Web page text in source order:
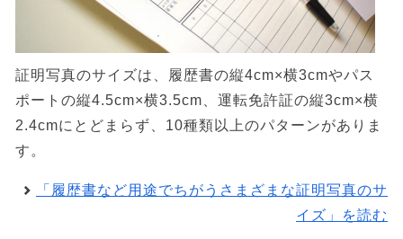
証明写真のサイズは、履歴書の縦4cm×横3cmやパス
ポートの縦4.5cm×横3.5cm、運転免許証の縦3cm×横
2.4cmにとどまらず、10種類以上のパターンがありま
す。
「履歴書など用途でちがうさまざまな証明写真のサ
イズ」を読む